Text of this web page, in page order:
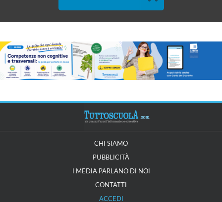
CHI SIAMO
PUBBLICITÀ
I MEDIA PARLANO DI NOI
CONTATTI
ACCEDI